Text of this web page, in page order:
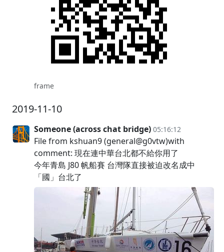
frame
2019-11-10
Someone (across chat bridge) 05:16:12
File from kshuan9 (general@g0vtw)with
comment: 現在連中華台北都不給你用了
今年青島 J80 帆船賽 台灣隊直接被迫改名成中
「國」台北了